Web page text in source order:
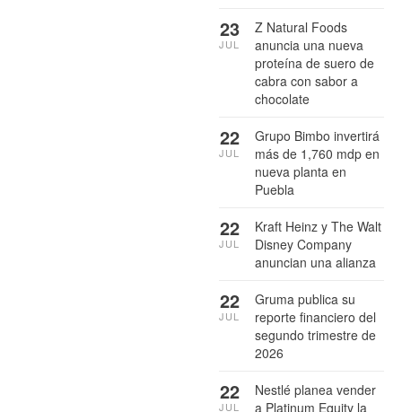
Z Natural Foods
anuncia una nueva
proteína de suero de
cabra con sabor a
chocolate
23
JUL
Grupo Bimbo invertirá
más de 1,760 mdp en
nueva planta en
Puebla
22
JUL
Kraft Heinz y The Walt
Disney Company
anuncian una alianza
22
JUL
Gruma publica su
reporte financiero del
segundo trimestre de
2026
22
JUL
Nestlé planea vender
a Platinum Equity la
22
JUL